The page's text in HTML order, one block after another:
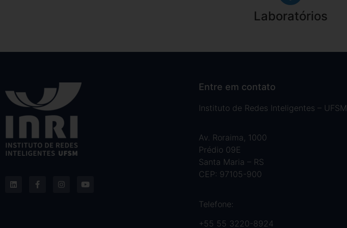
Laboratórios
Entre em contato
Instituto de Redes Inteligentes – UFSM
Av. Roraima, 1000
Prédio 09E
Santa Maria – RS
CEP: 97105-900
Telefone:
+55 55 3220-8924